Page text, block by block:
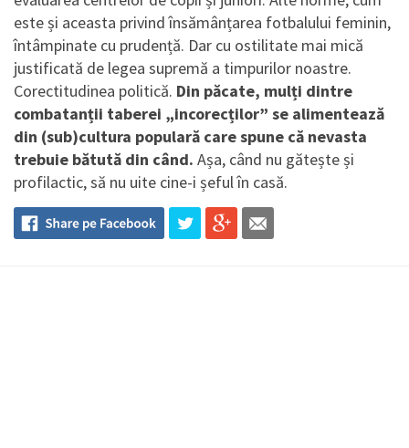
este și aceasta privind însămânțarea fotbalului feminin,
întâmpinate cu prudență. Dar cu ostilitate mai mică
justificată de legea supremă a timpurilor noastre.
Corectitudinea politică. Din păcate, mulți dintre
combatanții taberei „incorecților” se alimentează
din (sub)cultura populară care spune că nevasta
trebuie bătută din când. Așa, când nu gătește și
profilactic, să nu uite cine-i șeful în casă.